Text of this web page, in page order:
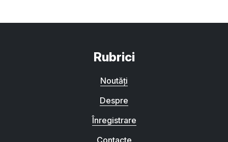
Rubrici
Noutăți
Despre
Înregistrare